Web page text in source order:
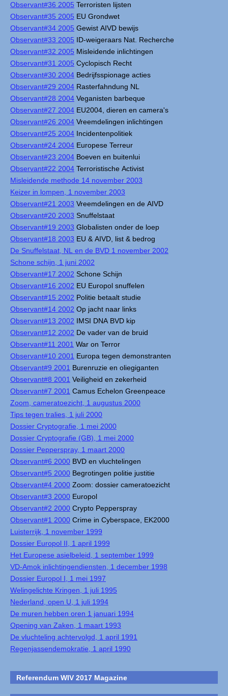
Observant#36 2005 Terroristen lijsten
Observant#35 2005 EU Grondwet
Observant#34 2005 Gewist AIVD bewijs
Observant#33 2005 ID-weigeraars Nat. Recherche
Observant#32 2005 Misleidende inlichtingen
Observant#31 2005 Cyclopisch Recht
Observant#30 2004 Bedrijfsspionage acties
Observant#29 2004 Rasterfahndung NL
Observant#28 2004 Veganisten barbeque
Observant#27 2004 EU2004, dieren en camera's
Observant#26 2004 Vreemdelingen inlichtingen
Observant#25 2004 Incidentenpolitiek
Observant#24 2004 Europese Terreur
Observant#23 2004 Boeven en buitenlui
Observant#22 2004 Terroristische Activist
Misleidende methode 14 november 2003
Keizer in lompen, 1 november 2003
Observant#21 2003 Vreemdelingen en de AIVD
Observant#20 2003 Snuffelstaat
Observant#19 2003 Globalisten onder de loep
Observant#18 2003 EU & AIVD, list & bedrog
De Snuffelstaat, NL en de BVD 1 november 2002
Schone schijn, 1 juni 2002
Observant#17 2002 Schone Schijn
Observant#16 2002 EU Europol snuffelen
Observant#15 2002 Politie betaalt studie
Observant#14 2002 Op jacht naar links
Observant#13 2002 IMSI DNA BVD kip
Observant#12 2002 De vader van de bruid
Observant#11 2001 War on Terror
Observant#10 2001 Europa tegen demonstranten
Observant#9 2001 Burenruzie en oliegiganten
Observant#8 2001 Veiligheid en zekerheid
Observant#7 2001 Camus Echelon Greenpeace
Zoom, cameratoezicht, 1 augustus 2000
Tips tegen tralies, 1 juli 2000
Dossier Cryptografie, 1 mei 2000
Dossier Cryptografie (GB), 1 mei 2000
Dossier Pepperspray, 1 maart 2000
Observant#6 2000 BVD en vluchtelingen
Observant#5 2000 Begrotingen politie justitie
Observant#4 2000 Zoom: dossier cameratoezicht
Observant#3 2000 Europol
Observant#2 2000 Crypto Pepperspray
Observant#1 2000 Crime in Cyberspace, EK2000
Luisterrijk, 1 november 1999
Dossier Europol II, 1 april 1999
Het Europese asielbeleid, 1 september 1999
VD-Amok inlichtingendiensten, 1 december 1998
Dossier Europol I, 1 mei 1997
Welingelichte Kringen, 1 juli 1995
Nederland, open U, 1 juli 1994
De muren hebben oren 1 januari 1994
Opening van Zaken, 1 maart 1993
De vluchteling achtervolgd, 1 april 1991
Regenjassendemokratie, 1 april 1990
Referendum WIV 2017 Magazine